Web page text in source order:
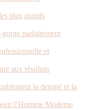
plus grands
gorge parfaitement
et
aux résultats
la densité et la
l’Homme Moderne